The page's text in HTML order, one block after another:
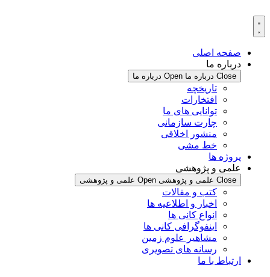
به
محتوا
صفحه اصلی
درباره ما
Close درباره ما Open درباره ما
تاریخچه
افتخارات
توانایی های ما
چارت سازمانی
منشور اخلاقی
خط مشی
پروژه ها
علمی و پژوهشی
Close علمی و پژوهشی Open علمی و پژوهشی
کتب و مقالات
اخبار و اطلاعیه ها
انواع کانی ها
اینفوگرافی کانی ها
مشاهیر علوم زمین
رسانه های تصویری
ارتباط با ما